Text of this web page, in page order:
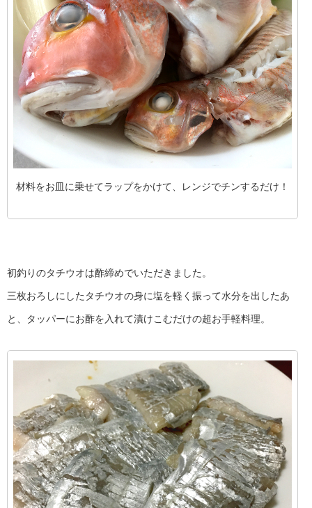
材料をお皿に乗せてラップをかけて、レンジでチンするだけ！
初釣りのタチウオは酢締めでいただきました。
三枚おろしにしたタチウオの身に塩を軽く振って水分を出したあ
と、タッパーにお酢を入れて漬けこむだけの超お手軽料理。